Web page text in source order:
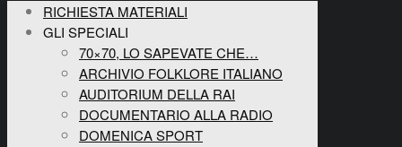
RICHIESTA MATERIALI
GLI SPECIALI
70×70, LO SAPEVATE CHE…
ARCHIVIO FOLKLORE ITALIANO
AUDITORIUM DELLA RAI
DOCUMENTARIO ALLA RADIO
DOMENICA SPORT